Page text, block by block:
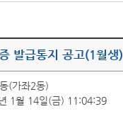
발급통지 공고(1월생)
(가좌2동)
1월 14일(금) 11:04:39